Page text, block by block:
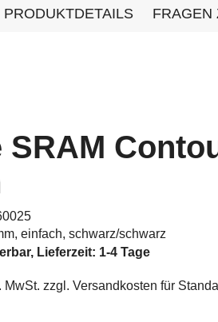
PRODUKTDETAILS FRAGEN
SRAM
einfach, schwarz/schwarz
Lieferzeit: 1-4 Tage
MwSt. zzgl. Versandkosten für